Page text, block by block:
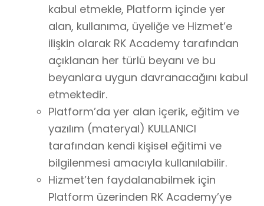
kabul etmekle, Platform içinde yer
alan, kullanıma, üyeliğe ve Hizmet’e
ilişkin olarak RK Academy tarafından
açıklanan her türlü beyanı ve bu
beyanlara uygun davranacağını kabul
etmektedir.
Platform’da yer alan içerik, eğitim ve
yazılım (materyal) KULLANICI
tarafından kendi kişisel eğitimi ve
bilgilenmesi amacıyla kullanılabilir.
Hizmet’ten faydalanabilmek için
Platform üzerinden RK Academy’ye